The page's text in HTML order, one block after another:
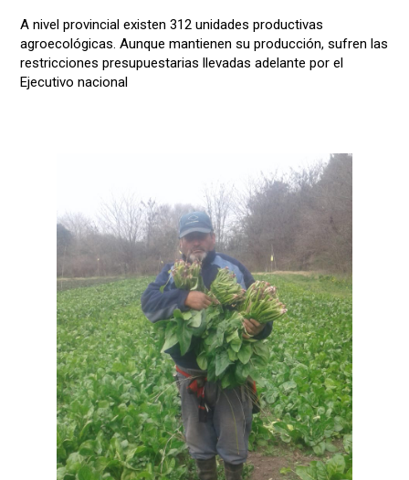
A nivel provincial existen 312 unidades productivas
agroecológicas. Aunque mantienen su producción, sufren las
restricciones presupuestarias llevadas adelante por el
Ejecutivo nacional